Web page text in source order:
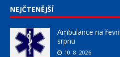
NEJČTENĚJŠÍ
Ambulance na
srpnu
10. 8. 2026